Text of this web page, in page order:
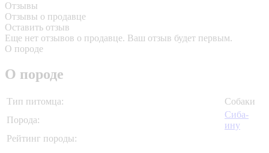
Отзывы
Отзывы о продавце
Оставить отзыв
Еще нет отзывов о продавце. Ваш отзыв будет первым.
О породе
О породе
Тип питомца:
Собаки
Порода:
Сиба-
ину
Рейтинг породы: